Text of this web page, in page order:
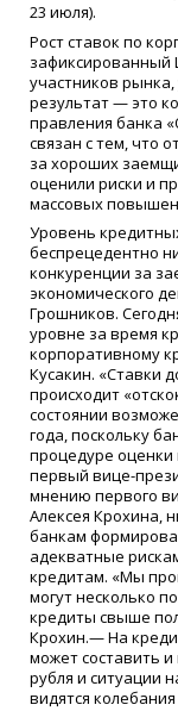
23 июля).
Рост ставок по
зафиксированный
участников
результат — это
правления банка
связан с тем, что
за хороших
оценили риски и
массовых
Уровень
беспрецедентно
конкуренции за
экономического
Грошников.
уровне за время
корпоративному
Кусакин. «Ставки
происходит
состоянии
года, поскольку
процедуре оценки
первый вице-
мнению первого
Алексея Крохина,
банкам
адекватные
кредитам. «Мы
могут несколько
кредиты свыше
Крохин.— На
может составить и
рубля и ситуации
видятся